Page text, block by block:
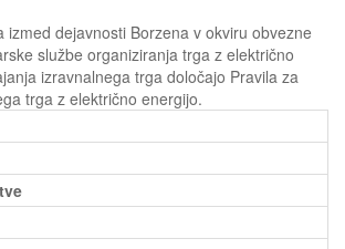
izmed dejavnosti Borzena v okviru obvezne
službe organiziranja trga z električno
izravnalnega trga določajo Pravila za
trga z električno energijo.